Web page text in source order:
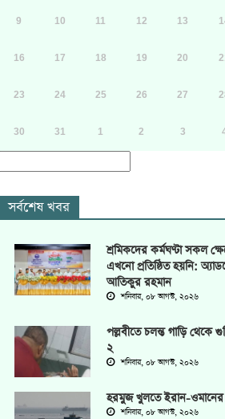
9 10 11 12 13
16 17 18 19 20
23 24 25 26 27
30 31 1 2 3
সর্বশেষ খবর
শ্রমিকদের কর্মঘণ্টা সকল
এখনো প্রতিষ্ঠিত হয়নি:
আতিকুর রহমান
শনিবার, ০৮ আগস্ট, ২০২৬
পল্লবীতে চলন্ত গাড়ি থেকে
২
শনিবার, ০৮ আগস্ট, ২০২৬
হরমুজ খুলতে ইরান-ওমানের
শনিবার, ০৮ আগস্ট, ২০২৬